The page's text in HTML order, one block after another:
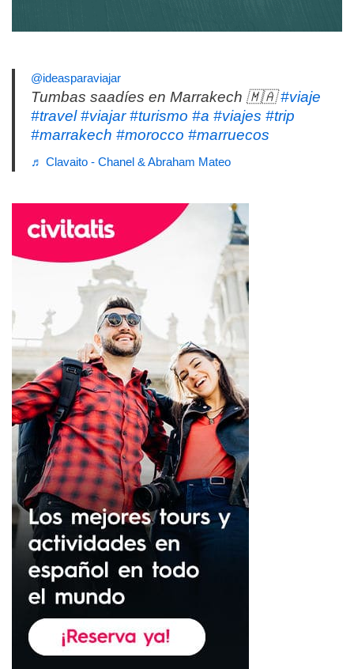
@ideasparaviajar
Tumbas saadíes en Marrakech 🇲🇦#viaje
#travel #viajar #turismo #a #viajes #trip
#marrakech #morocco #marruecos
♬ Clavaito - Chanel & Abraham Mateo